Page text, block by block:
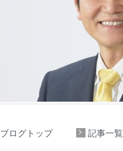
ブログトップ 記事一覧